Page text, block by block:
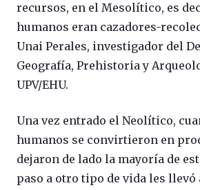
recursos, en el Mesolítico, es
humanos eran cazadores-
Unai Perales, investigador del
Geografía, Prehistoria y
UPV/EHU.
Una vez entrado el Neolítico,
humanos se convirtieron en
dejaron de lado la mayoría de
paso a otro tipo de vida les llevó